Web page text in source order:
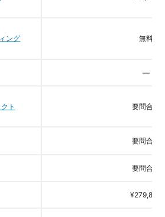
ング 無料
―
ト 要問合せ
要問合せ
要問合せ
¥279,800